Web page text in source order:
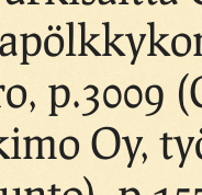
p.3009
Oy,